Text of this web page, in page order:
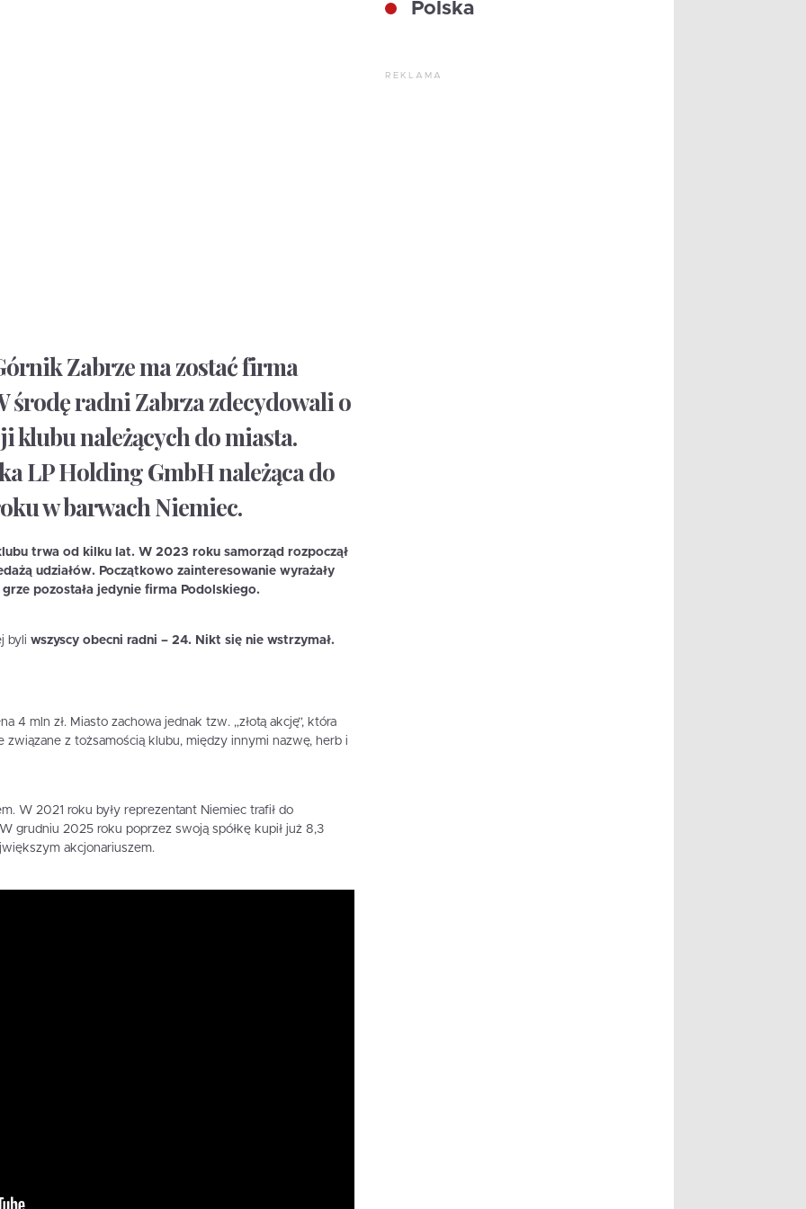
Zabrze ma zostać firma
środę radni Zabrza zdecydowali o
klubu należących do miasta.
LP Holding GmbH należąca do
w barwach Niemiec.
trwa od kilku lat. W 2023 roku samorząd rozpoczął
udziałów. Początkowo zainteresowanie wyrażały
pozostała jedynie firma Podolskiego.
byli wszyscy obecni radni – 24. Nikt się nie wstrzymał.
4 mln zł. Miasto zachowa jednak tzw. „złotą akcję”, która
związane z tożsamością klubu, między innymi nazwę, herb i
W 2021 roku były reprezentant Niemiec trafił do
grudniu 2025 roku poprzez swoją spółkę kupił już 8,3
akcjonariuszem.
Polska
REKLAMA